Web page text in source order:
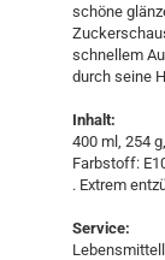
schöne
schnellem
durch seine
Inhalt:
400 ml, 254
Farbstoff:
. Extrem
Service: